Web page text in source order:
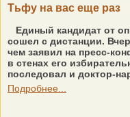
Тьфу на вас еще раз
Единый кандидат от
сошел с дистанции.
чем заявил на пресс-
в стенах его
последовал и доктор-
Подробнее...